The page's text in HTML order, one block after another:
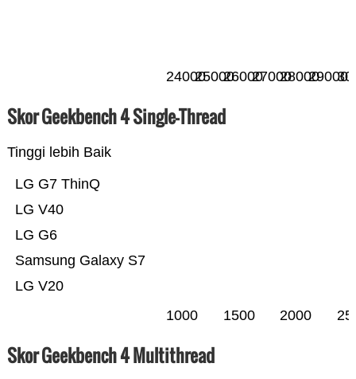
240002500026000270002800029000
Skor Geekbench 4 Single-Thread
Tinggi lebih Baik
LG V20
Samsung Galaxy S7
LG G6
LG V40
LG G7 ThinQ
1000 1500 2000
Skor Geekbench 4 Multithread